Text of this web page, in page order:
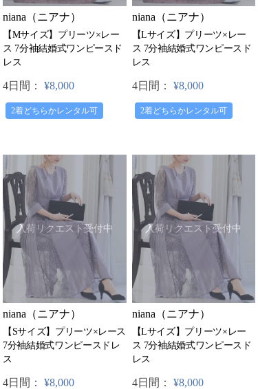
niana（ニアナ）
【Mサイズ】プリーツ×レー
ス 7分袖結婚式ワンピースド
レス
4日間： ¥8,000
2着どちらかレンタル可
niana（ニアナ）
【Lサイズ】プリーツ×レー
ス 7分袖結婚式ワンピースド
レス
4日間： ¥8,000
2着どちらかレンタル可
入荷リクエスト受付中
niana（ニアナ）
【Sサイズ】プリーツ×レース
7分袖結婚式ワンピースドレ
ス
4日間： ¥8,000
入荷リクエスト受付中
niana（ニアナ）
【Lサイズ】プリーツ×レー
ス 7分袖結婚式ワンピースド
レス
4日間： ¥8,000